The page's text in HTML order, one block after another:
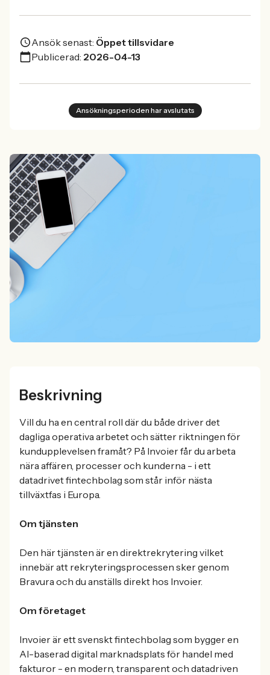
Ansök senast: Öppet tillsvidare
Publicerad: 2026-04-13
Ansökningsperioden har avslutats
Beskrivning
Vill du ha en central roll där du både driver det
dagliga operativa arbetet och sätter riktningen för
kundupplevelsen framåt? På Invoier får du arbeta
nära affären, processer och kunderna - i ett
datadrivet fintechbolag som står inför nästa
tillväxtfas i Europa.
Om tjänsten
Den här tjänsten är en direktrekrytering vilket
innebär att rekryteringsprocessen sker genom
Bravura och du anställs direkt hos Invoier.
Om företaget
Invoier är ett svenskt fintechbolag som bygger en
AI-baserad digital marknadsplats för handel med
fakturor - en modern, transparent och datadriven